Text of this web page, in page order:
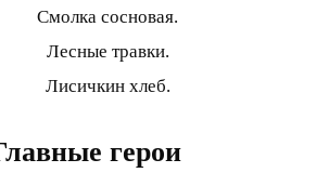
Смолка сосновая.
Лесные травки.
Лисичкин хлеб.
герои